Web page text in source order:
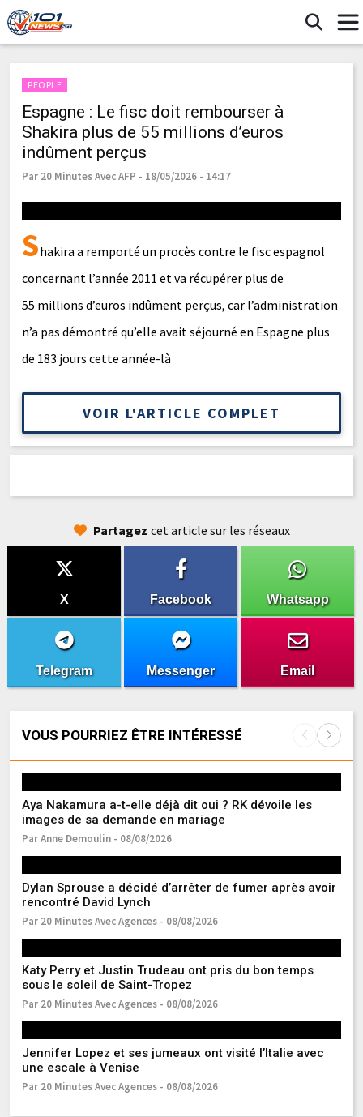
PEOPLE
Espagne : Le fisc doit rembourser à
Shakira plus de 55 millions d’euros
indûment perçus
Par 20 Minutes Avec AFP - 18/05/2026 - 14:17
Shakira a remporté un procès contre le fisc espagnol
concernant l’année 2011 et va récupérer plus de
55 millions d’euros indûment perçus, car l’administration
n’a pas démontré qu’elle avait séjourné en Espagne plus
de 183 jours cette année-là
VOIR L'ARTICLE COMPLET
Partagez cet article sur les réseaux
X Facebook Whatsapp
Telegram Messenger Email
VOUS POURRIEZ ÊTRE INTÉRESSÉ
Aya Nakamura a-t-elle déjà dit oui ? RK dévoile les
images de sa demande en mariage
Par Anne Demoulin - 08/08/2026
Dylan Sprouse a décidé d’arrêter de fumer après avoir
rencontré David Lynch
Par 20 Minutes Avec Agences - 08/08/2026
Katy Perry et Justin Trudeau ont pris du bon temps
sous le soleil de Saint-Tropez
Par 20 Minutes Avec Agences - 08/08/2026
Jennifer Lopez et ses jumeaux ont visité l’Italie avec
une escale à Venise
Par 20 Minutes Avec Agences - 08/08/2026